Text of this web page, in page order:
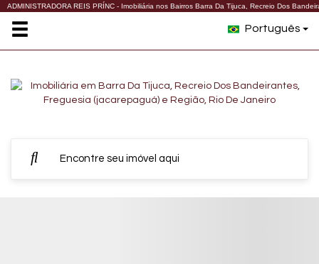
ADMINISTRADORA REIS PRÍNC - Imobiliária nos Bairros Barra Da Tijuca, Recreio Dos
Português